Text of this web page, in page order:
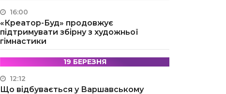
16:00
«Креатор-Буд» продовжує
підтримувати збірну з художньої
гімнастики
19 БЕРЕЗНЯ
12:12
Що відбувається у Варшавському